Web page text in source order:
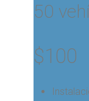
50
$100